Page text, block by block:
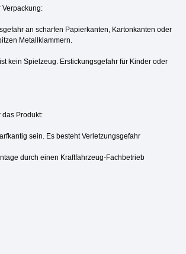
an scharfen Papierkanten, Kartonkanten oder
Metallklammern.
kein Spielzeug. Erstickungsgefahr für Kinder oder
Produkt:
sein. Es besteht Verletzungsgefahr
durch einen Kraftfahrzeug-Fachbetrieb